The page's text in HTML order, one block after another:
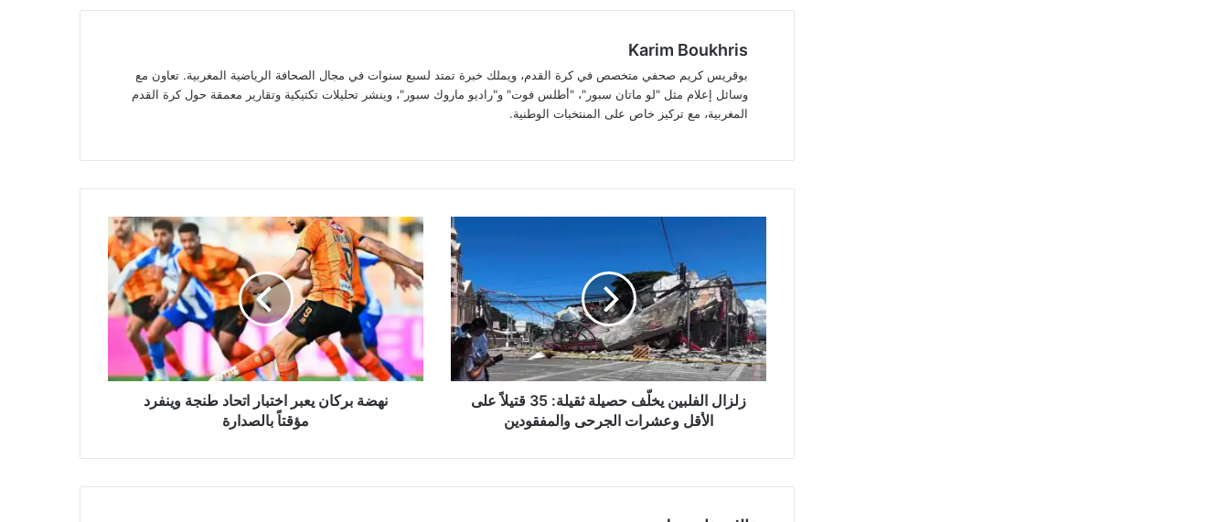
Karim Boukhris
بوقريس كريم صحفي متخصص في كرة القدم، ويملك خبرة تمتد لسبع سنوات في مجال الصحافة الرياضية المغربية. تعاون مع
وسائل إعلام مثل "لو ماتان سبور"، "أطلس فوت" و"راديو ماروك سبور"، وينشر تحليلات تكتيكية وتقارير معمقة حول كرة القدم
المغربية، مع تركيز خاص على المنتخبات الوطنية.
حصيلة
ثقيلة:
35
قتيلاً
على
الأقل
وعشرات
زلزال الفلبين يخلّف حصيلة ثقيلة: 35 قتيلاً على
الأقل وعشرات الجرحى والمفقودين
نهضة
بركان
يعبر
اختبار
اتحاد
طنجة
وينفرد
مؤقتاً
بالصدارة
نهضة بركان يعبر اختبار اتحاد طنجة وينفرد
مؤقتاً بالصدارة